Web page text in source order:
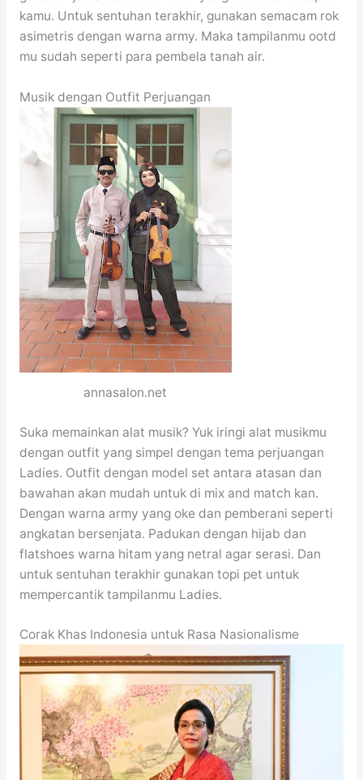
kamu. Untuk sentuhan terakhir, gunakan semacam rok
asimetris dengan warna army. Maka tampilanmu ootd
mu sudah seperti para pembela tanah air.
Musik dengan Outfit Perjuangan
annasalon.net
Suka memainkan alat musik? Yuk iringi alat musikmu
dengan outfit yang simpel dengan tema perjuangan
Ladies. Outfit dengan model set antara atasan dan
bawahan akan mudah untuk di mix and match kan.
Dengan warna army yang oke dan pemberani seperti
angkatan bersenjata. Padukan dengan hijab dan
flatshoes warna hitam yang netral agar serasi. Dan
untuk sentuhan terakhir gunakan topi pet untuk
mempercantik tampilanmu Ladies.
Corak Khas Indonesia untuk Rasa Nasionalisme